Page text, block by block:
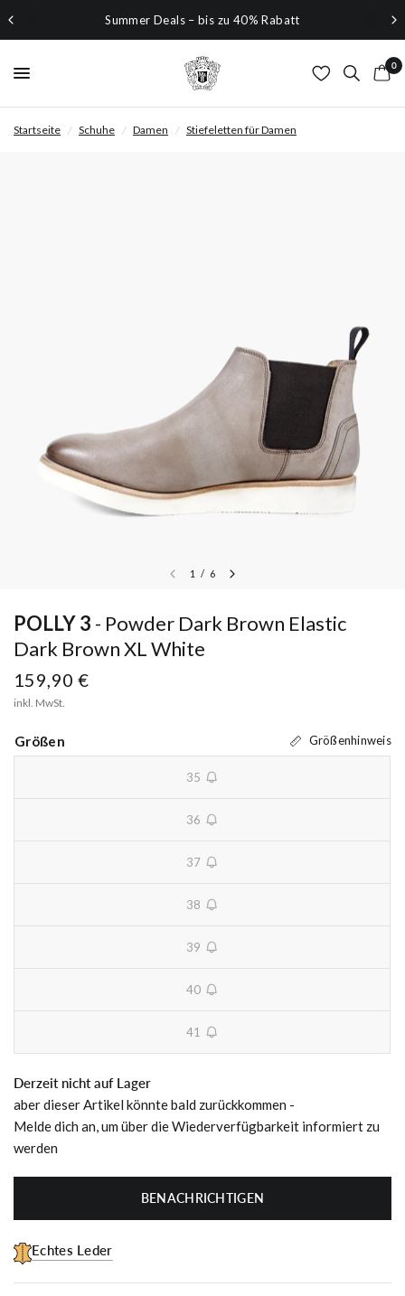
Summer Deals – bis zu 40% Rabatt
0
Startseite / Schuhe / Damen / Stiefeletten für Damen
1 / 6
POLLY 3
Powder Dark Brown Elastic
Dark Brown XL White
159,90 €
inkl. MwSt.
Größen Größenhinweis
35
unavailable
36
unavailable
37
unavailable
38
unavailable
39
unavailable
40
unavailable
41
unavailable
Derzeit nicht auf Lager
aber dieser Artikel könnte bald zurückkommen -
Melde dich an, um über die Wiederverfügbarkeit informiert zu
werden
BENACHRICHTIGEN
Echtes Leder